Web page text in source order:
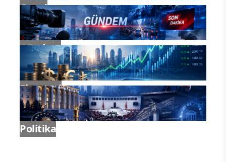
Genel
Gündem
Ekonomi
Politika